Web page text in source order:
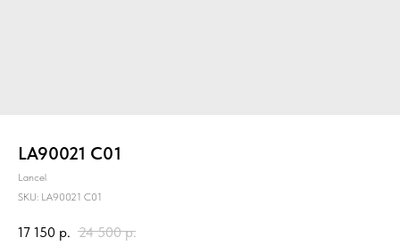
LA90021 C01
Lancel
SKU: LA90021 C01
17 150 р. 24 500 р.